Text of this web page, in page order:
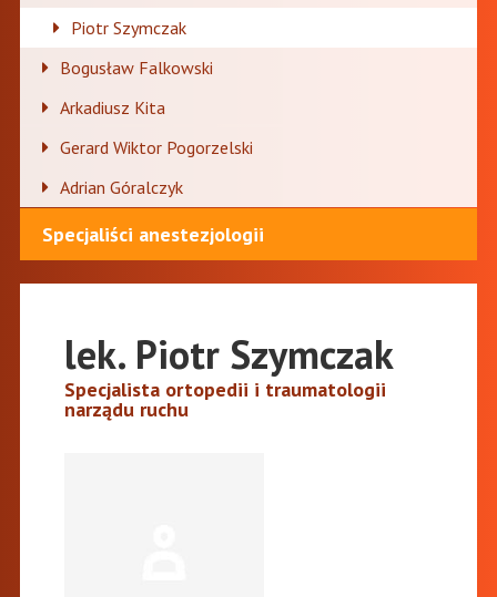
Piotr Szymczak
Bogusław Falkowski
Arkadiusz Kita
Gerard Wiktor Pogorzelski
Adrian Góralczyk
Specjaliści anestezjologii
lek. Piotr Szymczak
Specjalista ortopedii i traumatologii
narządu ruchu